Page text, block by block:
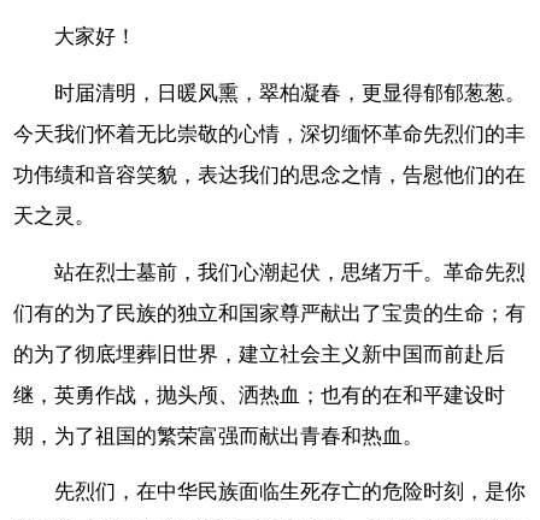
大家好！
时届清明，日暖风熏，翠柏凝春，更显得郁郁葱葱。
今天我们怀着无比崇敬的心情，深切缅怀革命先烈们的丰
功伟绩和音容笑貌，表达我们的思念之情，告慰他们的在
天之灵。
站在烈士墓前，我们心潮起伏，思绪万千。革命先烈
们有的为了民族的独立和国家尊严献出了宝贵的生命；有
的为了彻底埋葬旧世界，建立社会主义新中国而前赴后
继，英勇作战，抛头颅、洒热血；也有的在和平建设时
期，为了祖国的繁荣富强而献出青春和热血。
先烈们，在中华民族面临生死存亡的危险时刻，是你